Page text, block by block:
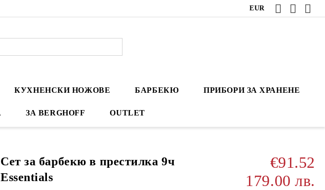
EUR
КУХНЕНСКИ НОЖОВЕ БАРБЕКЮ ПРИБОРИ ЗА ХРАНЕНЕ
ЗА BERGHOFF OUTLET
Сет за барбекю в престилка 9ч
Essentials
€91.52
179.00 лв.